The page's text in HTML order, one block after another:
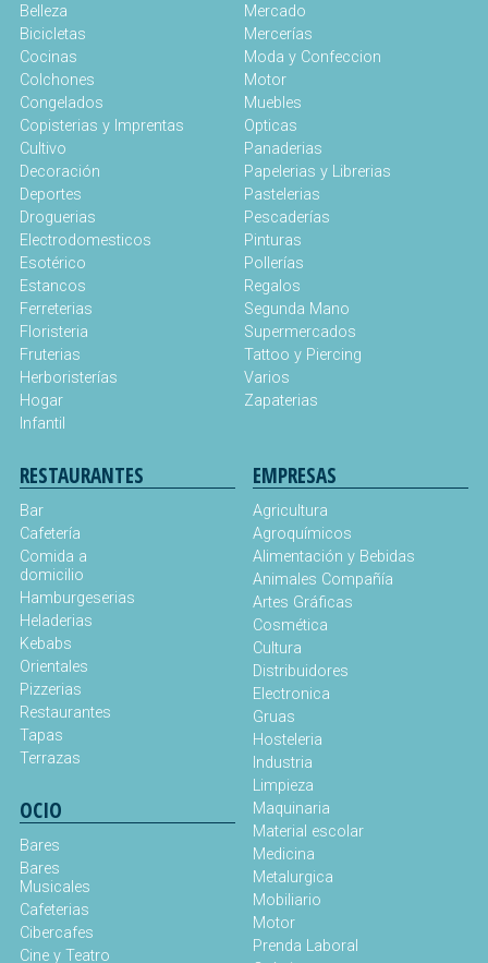
Belleza
Bicicletas
Cocinas
Colchones
Congelados
Copisterias y Imprentas
Cultivo
Decoración
Deportes
Droguerias
Electrodomesticos
Esotérico
Estancos
Ferreterias
Floristeria
Fruterias
Herboristerías
Hogar
Infantil
Mercado
Mercerías
Moda y Confeccion
Motor
Muebles
Opticas
Panaderias
Papelerias y Librerias
Pastelerias
Pescaderías
Pinturas
Pollerías
Regalos
Segunda Mano
Supermercados
Tattoo y Piercing
Varios
Zapaterias
RESTAURANTES
Bar
Cafetería
Comida a
domicilio
Hamburgeserias
Heladerias
Kebabs
Orientales
Pizzerias
Restaurantes
Tapas
Terrazas
OCIO
Bares
Bares
Musicales
Cafeterias
Cibercafes
Cine y Teatro
EMPRESAS
Agricultura
Agroquímicos
Alimentación y Bebidas
Animales Compañía
Artes Gráficas
Cosmética
Cultura
Distribuidores
Electronica
Gruas
Hosteleria
Industria
Limpieza
Maquinaria
Material escolar
Medicina
Metalurgica
Mobiliario
Motor
Prenda Laboral